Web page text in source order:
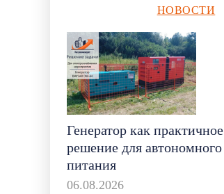
НОВОСТИ
Генератор как практичное
решение для автономного
питания
06.08.2026